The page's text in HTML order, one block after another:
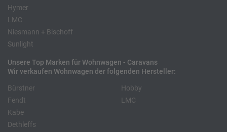
Hymer
LMC
Niesmann + Bischoff
Sunlight
Unsere Top Marken für Wohnwagen - Caravans
Wir verkaufen Wohnwagen der folgenden Hersteller:
Bürstner
Fendt
Kabe
Hobby
LMC
Dethleffs